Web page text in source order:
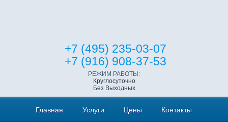
+7 (495) 235-03-07
+7 (916) 908-37-53
РЕЖИМ РАБОТЫ:
Круглосуточно
Без Выходных
Главная Услуги Цены Контакты